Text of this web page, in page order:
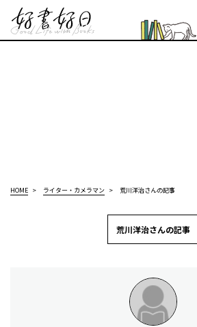
HOME ライター・カメラマン 荒川洋治さんの記事
荒川洋治さんの記事